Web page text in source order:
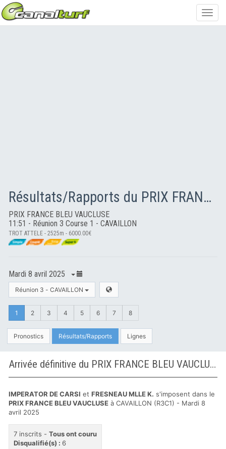
Résultats/Rapports du PRIX FRANCE BLEU VAUCLUSE
PRIX FRANCE BLEU VAUCLUSE
11:51 - Réunion 3 Course 1 - CAVAILLON
TROT ATTELE - 2525m - 6000.00€
Mardi 8 avril 2025
Réunion 3 - CAVAILLON
1 2 3 4 5 6 7 8
Pronostics Résultats/Rapports Lignes
Arrivée définitive du PRIX FRANCE BLEU VAUCLUSE à CAVAILLON
IMPERATOR DE CARSI et FRESNEAU MLLE K. s'imposent dans le
PRIX FRANCE BLEU VAUCLUSE à CAVAILLON (R3C1) - Mardi 8
avril 2025
7 inscrits - Tous ont couru
Disqualifié(s) : 6